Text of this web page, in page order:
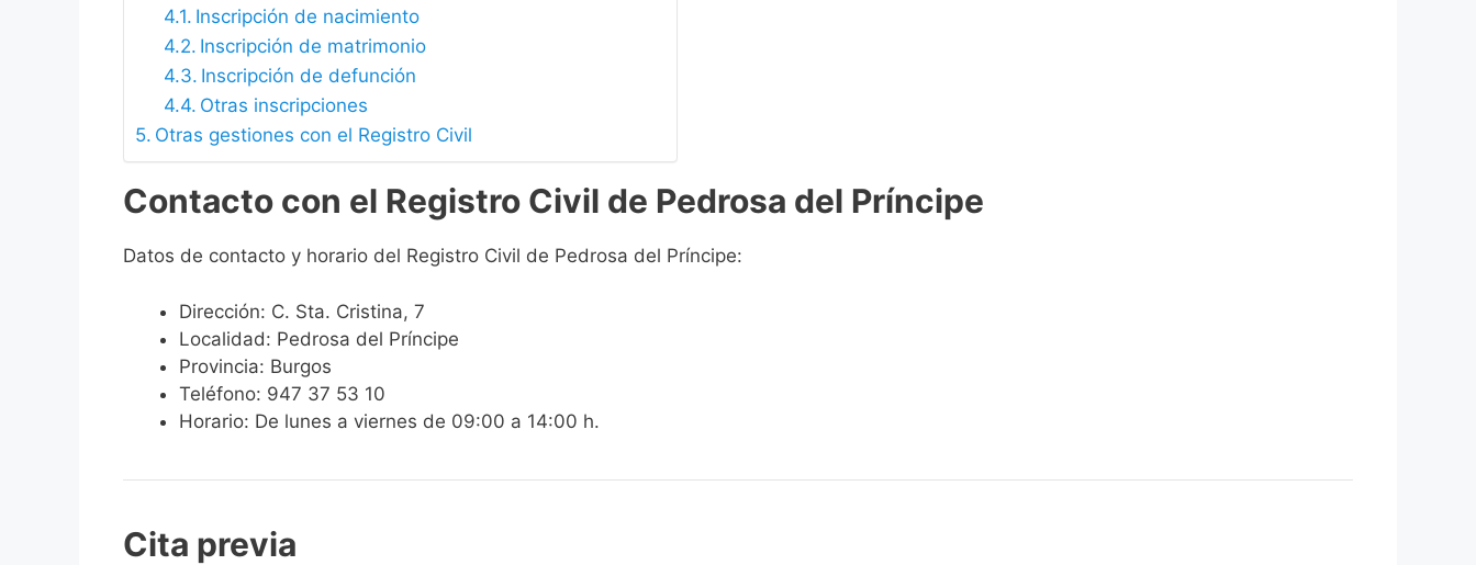
Inscripción de nacimiento
Inscripción de matrimonio
Inscripción de defunción
Otras inscripciones
Otras gestiones con el Registro Civil
Contacto con el Registro Civil de Pedrosa del Príncipe
Datos de contacto y horario del Registro Civil de Pedrosa del Príncipe:
Dirección: C. Sta. Cristina, 7
Localidad: Pedrosa del Príncipe
Provincia: Burgos
Teléfono: 947 37 53 10
Horario: De lunes a viernes de 09:00 a 14:00 h.
Cita previa